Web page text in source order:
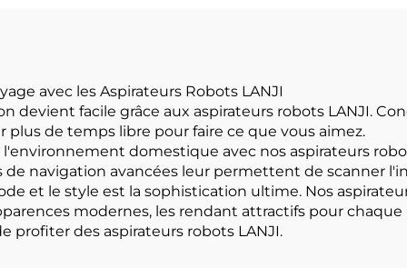
avec les Aspirateurs Robots LANJI
devient facile grâce aux aspirateurs robots LANJI.
de temps libre pour faire ce que vous aimez.
domestique avec nos aspirateurs
navigation avancées leur permettent de scanner
et le style est la sophistication ultime. Nos
modernes, les rendant attractifs pour
profiter des aspirateurs robots LANJI.